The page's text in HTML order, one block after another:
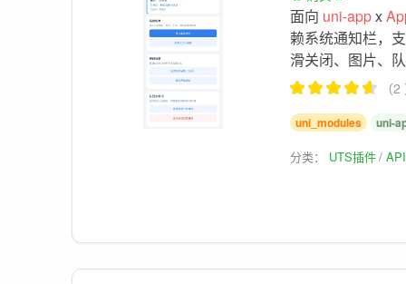
面向 uni-appx
赖系统通知栏，
滑关闭、图片、
（
uni_modules uni-
分类： UTS插件